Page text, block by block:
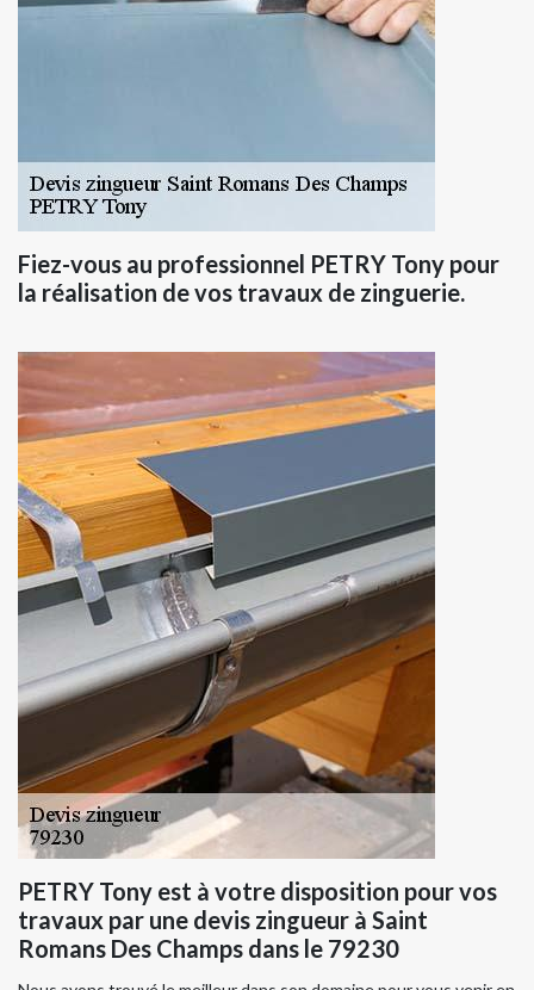
Fiez-vous au professionnel PETRY Tony pour
la réalisation de vos travaux de zinguerie.
PETRY Tony est à votre disposition pour vos
travaux par une devis zingueur à Saint
Romans Des Champs dans le 79230